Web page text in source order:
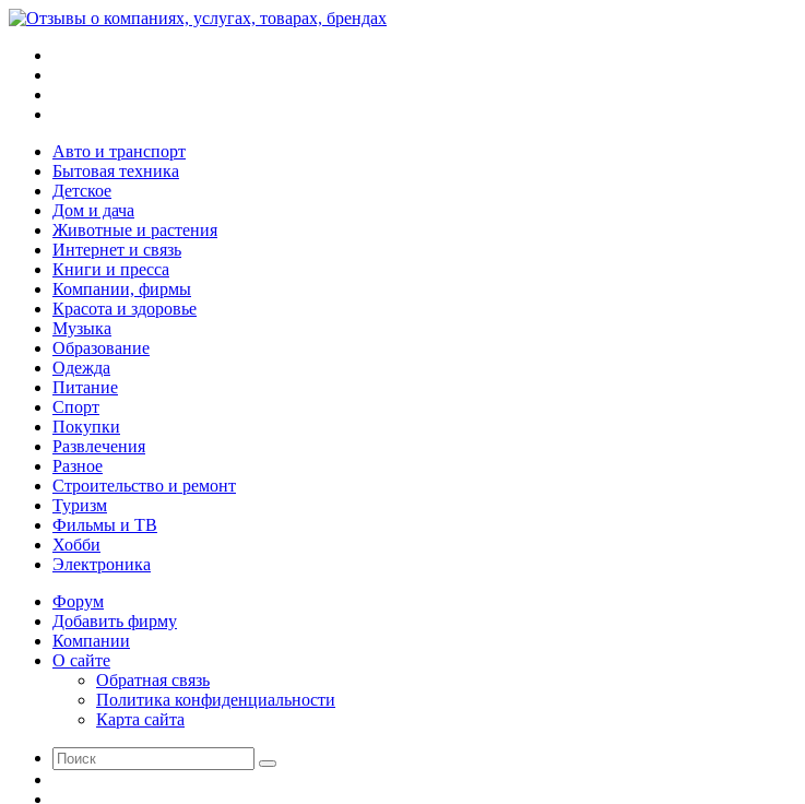
Авто и транспорт
Бытовая техника
Детское
Дом и дача
Животные и растения
Интернет и связь
Книги и пресса
Компании, фирмы
Красота и здоровье
Музыка
Образование
Одежда
Питание
Спорт
Покупки
Развлечения
Разное
Строительство и ремонт
Туризм
Фильмы и ТВ
Хобби
Электроника
Форум
Добавить фирму
Компании
О сайте
Обратная связь
Политика конфиденциальности
Карта сайта
Поиск